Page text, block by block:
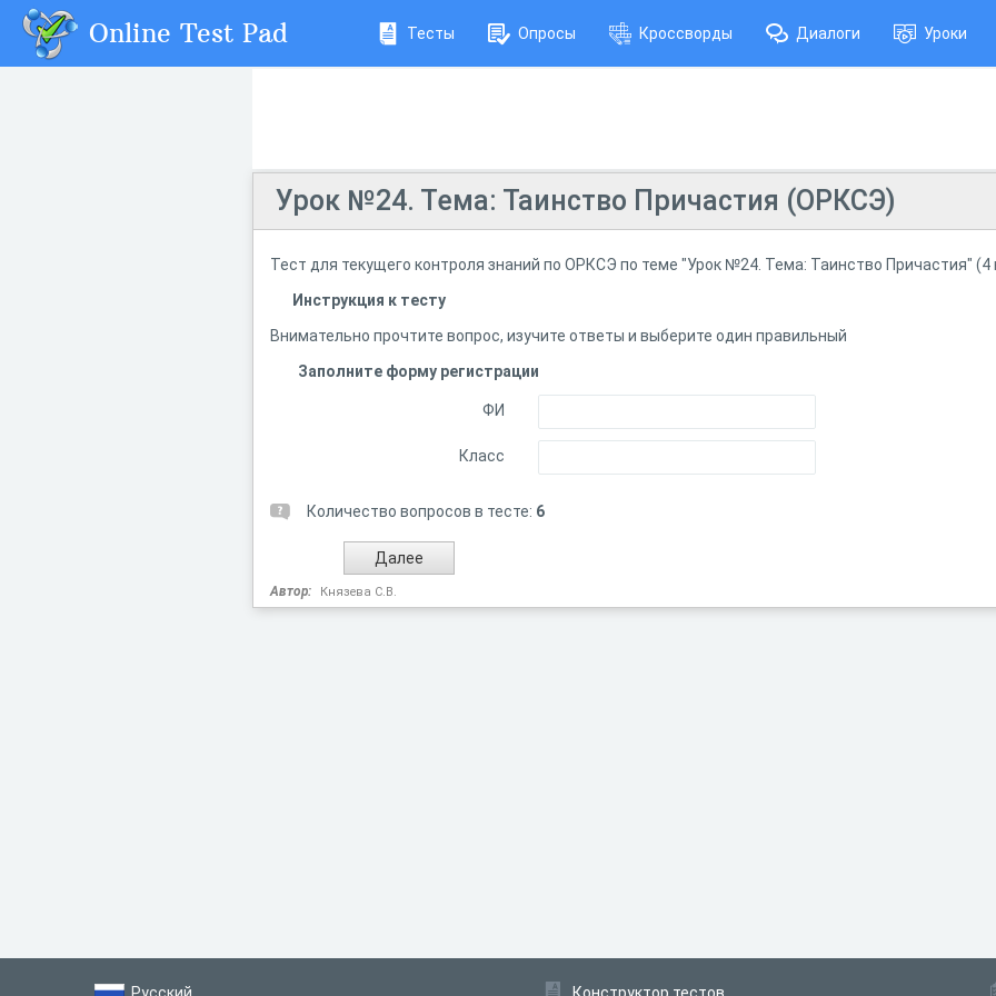
Online Test Pad Тесты Опросы Кроссворды Диалоги Уроки
Урок №24. Тема: Таинство Причастия (ОРКСЭ)
Тест для текущего контроля знаний по ОРКСЭ по теме "Урок №24. Тема: Таинство Причастия" (4
Инструкция к тесту
Внимательно прочтите вопрос, изучите ответы и выберите один правильный
Заполните форму регистрации
ФИ
Класс
Количество вопросов в тесте: 6
Автор: Князева С.В.